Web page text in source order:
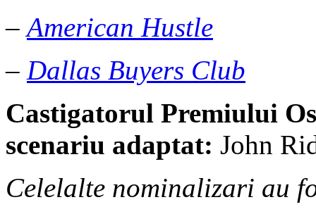
–American Hustle
– Dallas Buyers Club
Castigatorul Premiului
scenariu adaptat: John
Celelalte nominalizari au